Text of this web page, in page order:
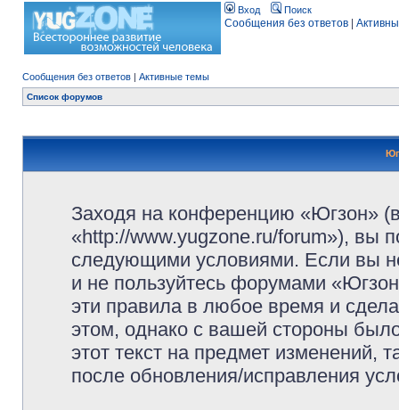
Вход Поиск
Сообщения без ответов
Сообщения без ответов | Активные темы
Список форумов
Заходя на конференцию «Югзон»
«http://www.yugzone.ru/forum»), вы
следующими условиями. Если вы
и не пользуйтесь форумами
эти правила в любое время и
этом, однако с вашей стороны
этот текст на предмет изменений,
после обновления/исправления